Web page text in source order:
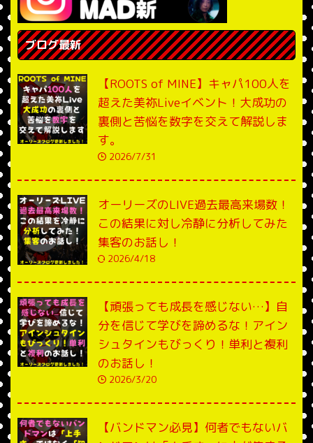
ブログ最新
【ROOTS of MINE】キャパ100人を
超えた美祢Liveイベント！大成功の
裏側と苦悩を数字を交えて解説しま
す。
2026/7/31
オーリーズのLIVE過去最高来場数！
この結果に対し冷静に分析してみた
集客のお話し！
2026/4/18
【頑張っても成長を感じない…】自
分を信じて学びを諦めるな！アイン
シュタインもびっくり！単利と複利
のお話し！
2026/3/20
【バンドマン必見】何者でもないバ